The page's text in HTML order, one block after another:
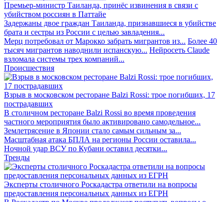
Премьер-министр Таиланда, принёс извинения в связи с
убийством россиян в Паттайе
Задержаны двое граждан Таиланда, признавшиеся в убийстве
брата и сестры из России с целью завладения...
Мерц потребовал от Марокко забрать мигрантов из... Более 40
тысяч мигрантов наводнили испанскую... Нейросеть Claude
взломала системы трех компаний...
Происшествия
Взрыв в московском ресторане Balzi Rossi: трое погибших, 17
пострадавших
В столичном ресторане Balzi Rossi во время проведения
частного мероприятия было активировано самодельное...
Землетрясение в Японии стало самым сильным за...
Масштабная атака БПЛА на регионы России оставила...
Ночной удар ВСУ по Кубани оставил десятки...
Тренды
Эксперты столичного Роскадастра ответили на вопросы
предоставления персональных данных из ЕГРН